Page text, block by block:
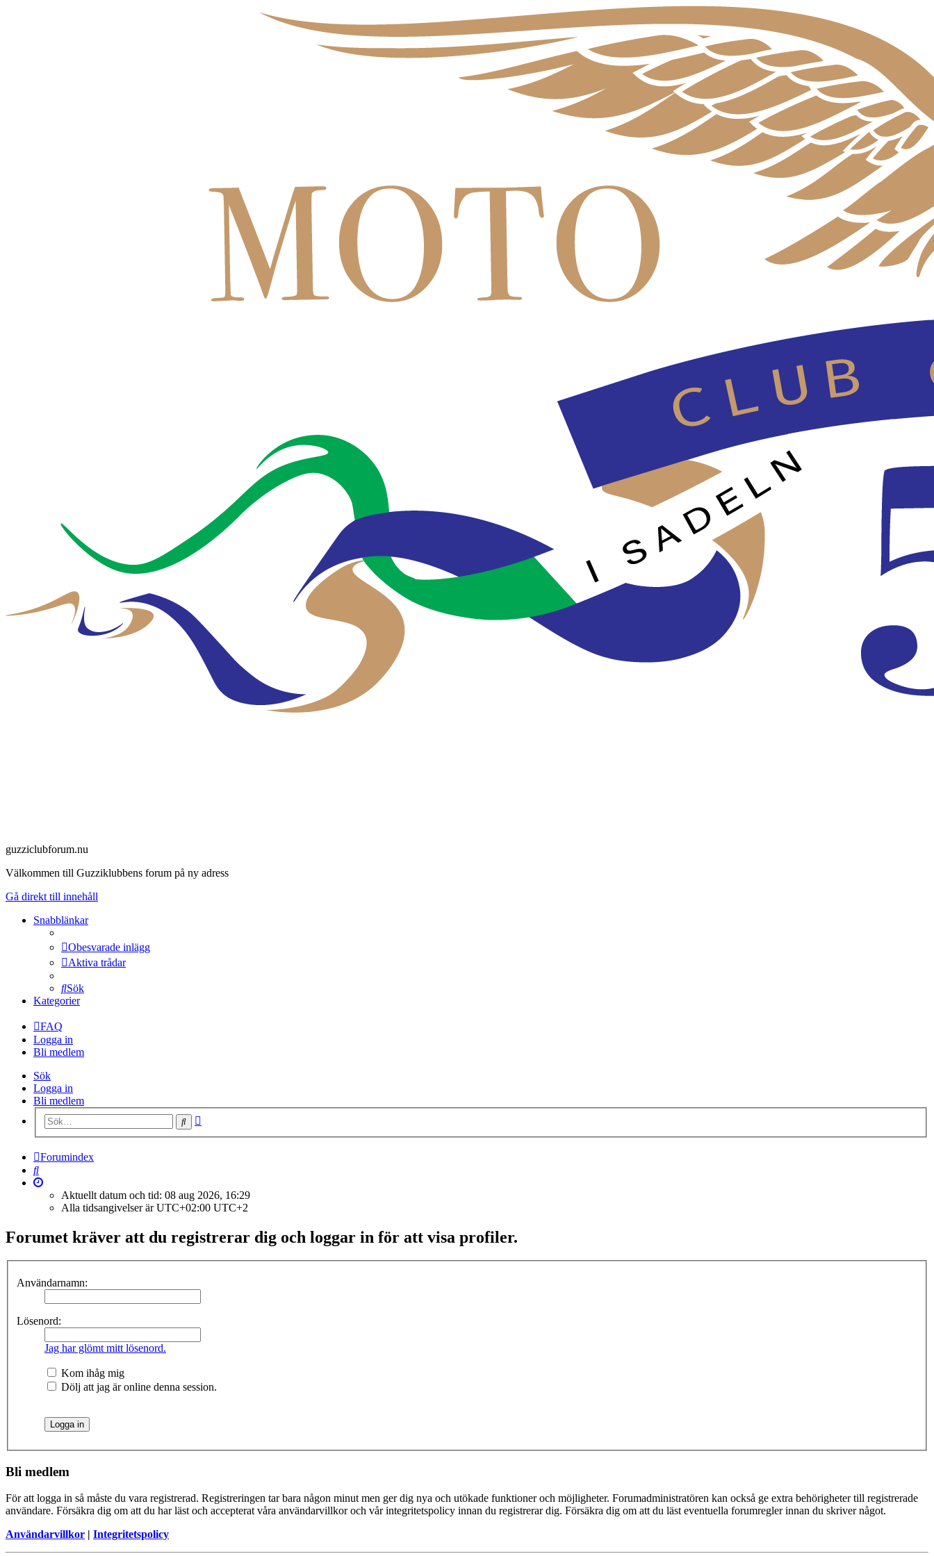
guzziclubforum.nu
Välkommen till Guzziklubbens forum på ny adress
Gå direkt till innehåll
Snabblänkar
Obesvarade inlägg
Aktiva trådar
Sök
Kategorier
FAQ
Logga in
Bli medlem
Sök
Logga in
Bli medlem
Sök
Forumindex
Sök
Aktuellt datum och tid: 08 aug 2026, 16:29
Alla tidsangivelser är UTC+02:00 UTC+2
Forumet kräver att du registrerar dig och loggar in för att visa profiler.
Användarnamn:
Lösenord:
Jag har glömt mitt lösenord.
Kom ihåg mig
Dölj att jag är online denna session.
Bli medlem
För att logga in så måste du vara registrerad. Registreringen tar bara någon minut men ger dig nya och utökade funktioner och möjligheter. Forumadministratören kan också ge extra behörigheter till registrerade
användare. Försäkra dig om att du har läst och accepterat våra användarvillkor och vår integritetspolicy innan du registrerar dig. Försäkra dig om att du läst eventuella forumregler innan du skriver något.
Användarvillkor | Integritetspolicy